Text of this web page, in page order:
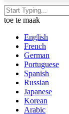
toe te maak
English
French
German
Portuguese
Spanish
Russian
Japanese
Korean
Arabic